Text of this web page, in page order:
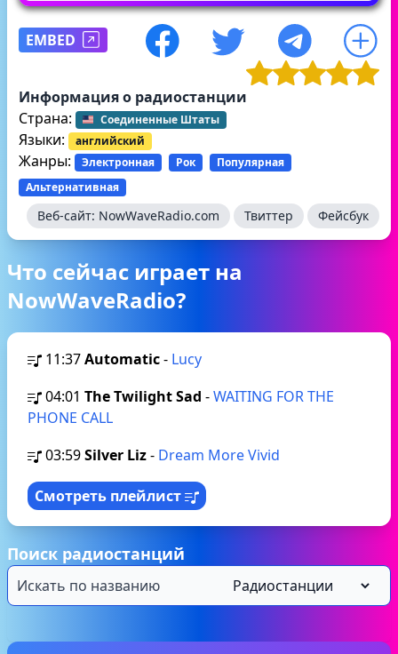
EMBED
Информация о радиостанции
Страна:
Соединенные Штаты
Языки: английский
Жанры: Электронная Рок
Популярная
Альтернативная
Веб-сайт: NowWaveRadio.com Твиттер Фейсбук
Что сейчас играет на
NowWaveRadio?
11:37Automatic- Lucy
04:01 The Twilight Sad -WAITING FOR THE
PHONE CALL
03:59Silver Liz- Dream More Vivid
Смотреть плейлист
Поиск радиостанций